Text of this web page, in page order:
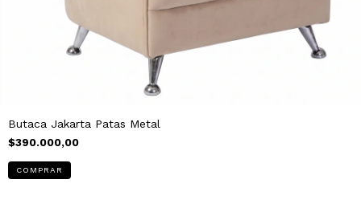
Butaca Jakarta Patas Metal
$390.000,00